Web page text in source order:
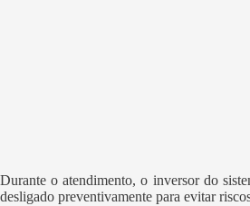
Durante o atendimento, o inversor do
desligado preventivamente para evitar